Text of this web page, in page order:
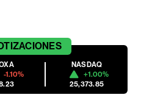
-1.10%
NASDAQ
+1.00%
25,373.85